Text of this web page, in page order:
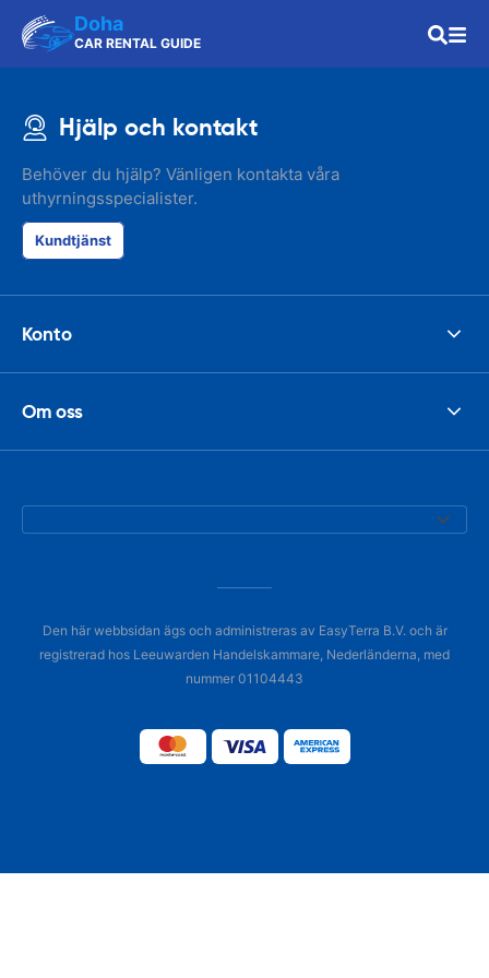
Doha
CAR RENTAL GUIDE
Hjälp och kontakt
Behöver du hjälp? Vänligen kontakta våra
uthyrningsspecialister.
Kundtjänst
Konto
Om oss
Den här webbsidan ägs och administreras av EasyTerra B.V. och är
registrerad hos Leeuwarden Handelskammare, Nederländerna, med
nummer 01104443